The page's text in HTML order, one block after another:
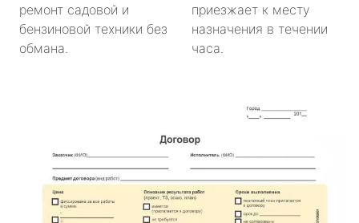
ремонт садовой и
бензиновой техники без
обмана.
приезжает к месту
назначения в течении
часа.